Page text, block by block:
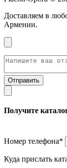
Доставляем в
Армении.
Получите
Номер телефона*
Куда прислать